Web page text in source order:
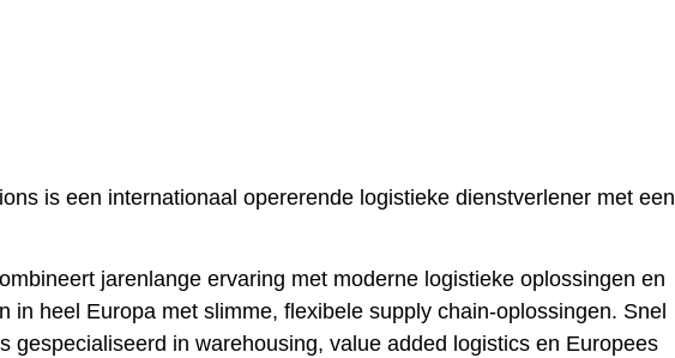
is een internationaal opererende logistieke dienstverlener met een
jarenlange ervaring met moderne logistieke oplossingen en
in heel Europa met slimme, flexibele supply chain-oplossingen. Snel
gespecialiseerd inwarehousing, value added logistics en Europees